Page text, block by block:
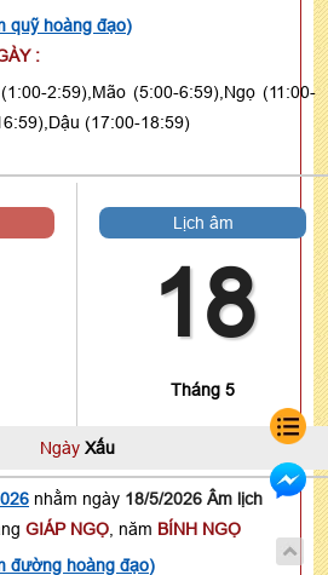
quỹ hoàng đạo)
:
2:59),Mão (5:00-6:59),Ngọ (11:00-
(17:00-18:59)
Lịch âm
18
Tháng 5
Ngày Xấu
nhằm ngày 18/5/2026 Âm lịch
GIÁP NGỌ , năm BÍNH NGỌ
đường hoàng đạo)